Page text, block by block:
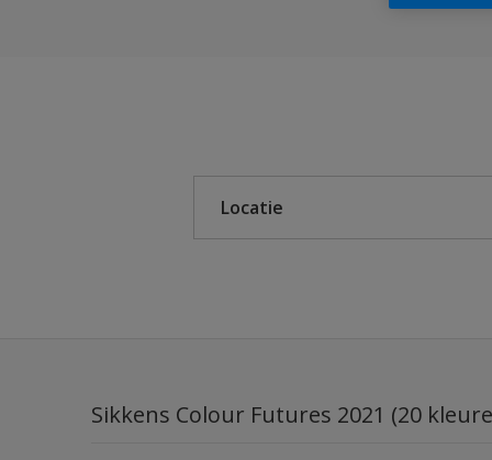
Sikkens Modern
Sikkens Kleurselectie
Locatie
Sikkens Colour Futures 2021 (20